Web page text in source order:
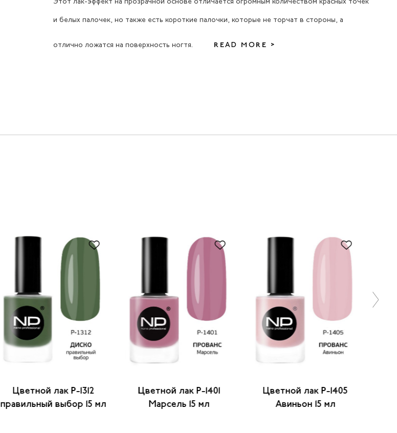
и белых палочек, но также есть короткие палочки, которые не торчат в стороны, а
отлично ложатся на поверхность ногтя. READ MORE >
Цветной лак P-1312
правильный выбор 15 мл
Цветной лак P-1401
Марсель 15 мл
Цветной лак P-1405
Авиньон 15 мл